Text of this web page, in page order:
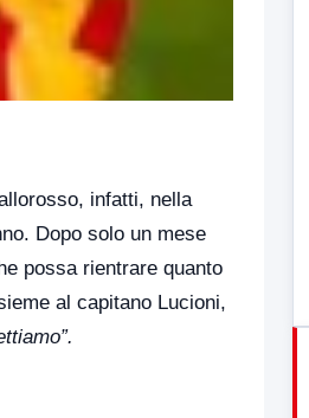
infatti, nella
Dopo solo un mese
possa rientrare quanto
al capitano Lucioni,